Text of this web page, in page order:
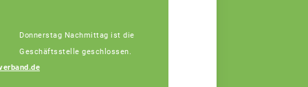
Donnerstag Nachmittag ist die
Geschäftsstelle geschlossen.